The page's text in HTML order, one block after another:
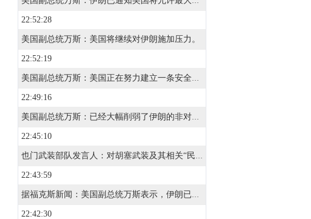
22:52:28
美国副总统万斯：美国将继续对伊朗施加压力。
22:52:19
美国副总统万斯：美国正在努力建立一条安全通行的航线，让船只能够安全通过霍尔木兹海峡。
22:49:16
美国副总统万斯：已经大幅削弱了伊朗的非对称军事能力。
22:45:10
也门武装部队发言人：对胡塞武装及其相关“民兵”展开了行动。
22:43:59
据福克斯新闻：美国副总统万斯表示，伊朗已通知美国，尽管政权内部人士发表了将对霍尔木兹海峡征收过境费的声明，但伊朗不会征收此类费用。
22:42:30